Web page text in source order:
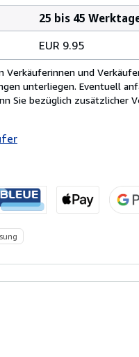
25 bis 45
EUR 9.95
Verkäuferinnen und
unterliegen. Eventuell
Sie bezüglich